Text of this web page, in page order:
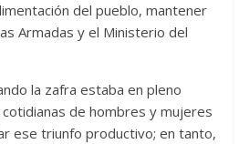
del pueblo, mantener
Armadas y el Ministerio del
la zafra estaba en pleno
de hombres y mujeres
ese triunfo productivo; en tanto,
macizo de Cronenberg
28 diciembre, 2025